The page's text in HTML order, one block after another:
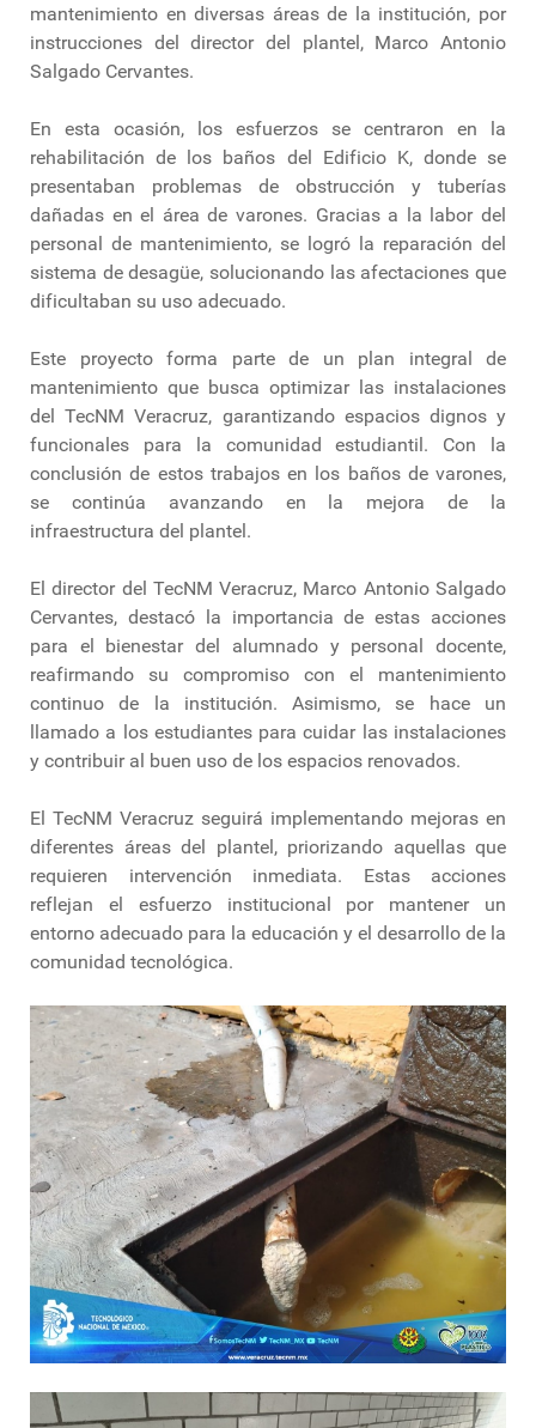
mantenimiento en diversas áreas de la institución, por
instrucciones del director del plantel, Marco Antonio
Salgado Cervantes.
En esta ocasión, los esfuerzos se centraron en la
rehabilitación de los baños del Edificio K, donde se
presentaban problemas de obstrucción y tuberías
dañadas en el área de varones. Gracias a la labor del
personal de mantenimiento, se logró la reparación del
sistema de desagüe, solucionando las afectaciones que
dificultaban su uso adecuado.
Este proyecto forma parte de un plan integral de
mantenimiento que busca optimizar las instalaciones
del TecNM Veracruz, garantizando espacios dignos y
funcionales para la comunidad estudiantil. Con la
conclusión de estos trabajos en los baños de varones,
se continúa avanzando en la mejora de la
infraestructura del plantel.
El director del TecNM Veracruz, Marco Antonio Salgado
Cervantes, destacó la importancia de estas acciones
para el bienestar del alumnado y personal docente,
reafirmando su compromiso con el mantenimiento
continuo de la institución. Asimismo, se hace un
llamado a los estudiantes para cuidar las instalaciones
y contribuir al buen uso de los espacios renovados.
El TecNM Veracruz seguirá implementando mejoras en
diferentes áreas del plantel, priorizando aquellas que
requieren intervención inmediata. Estas acciones
reflejan el esfuerzo institucional por mantener un
entorno adecuado para la educación y el desarrollo de la
comunidad tecnológica.